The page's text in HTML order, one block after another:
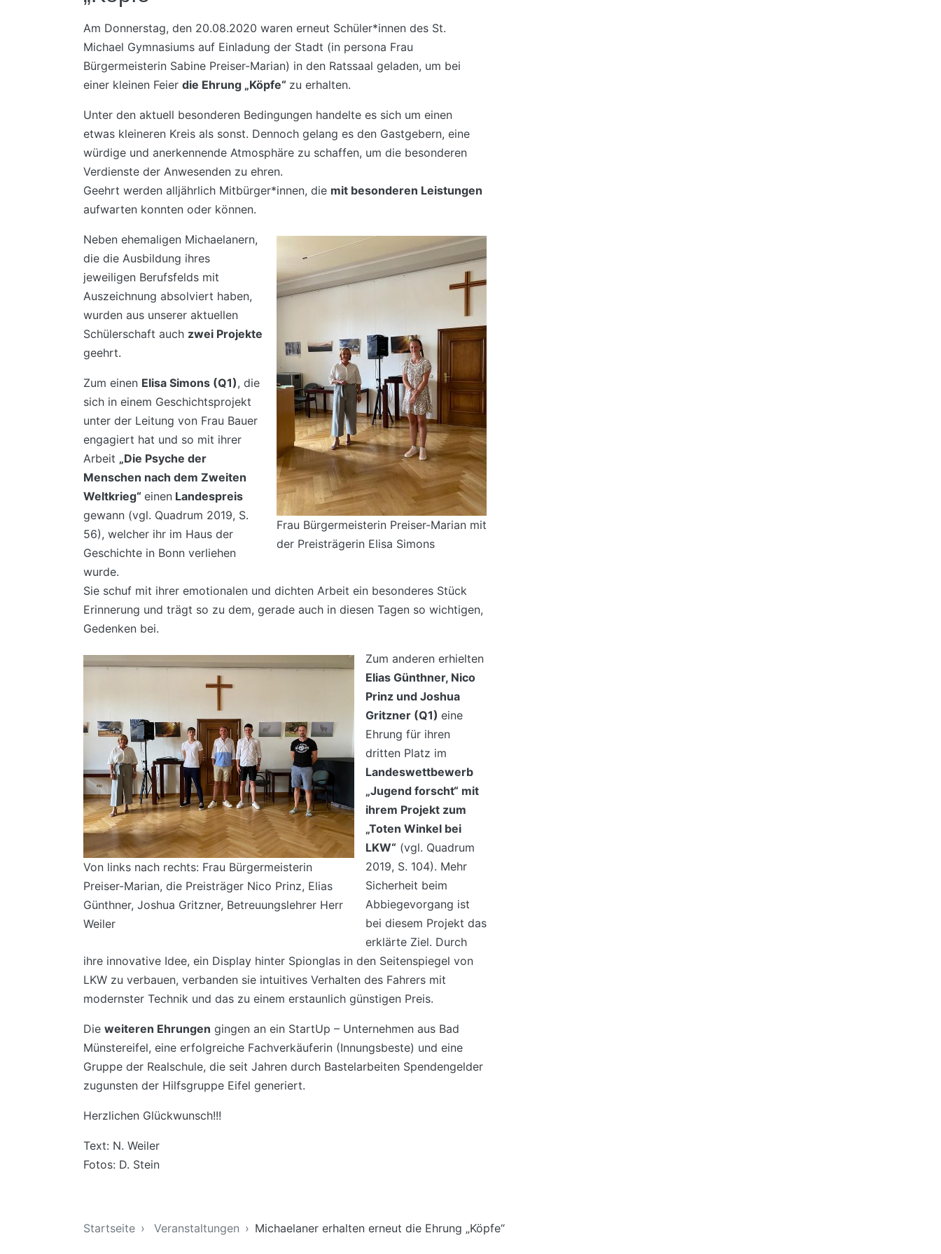
Am Donnerstag, den 20.08.2020 waren erneut Schüler*innen des St.
Michael Gymnasiums auf Einladung der Stadt (in persona Frau
Bürgermeisterin Sabine Preiser-Marian) in den Ratssaal geladen, um bei
einer kleinen Feier die Ehrung „Köpfe“ zu erhalten.
Unter den aktuell besonderen Bedingungen handelte es sich um einen
etwas kleineren Kreis als sonst. Dennoch gelang es den Gastgebern, eine
würdige und anerkennende Atmosphäre zu schaffen, um die besonderen
Verdienste der Anwesenden zu ehren.
Geehrt werden alljährlich Mitbürger*innen, die mit besonderen Leistungen
aufwarten konnten oder können.
Frau Bürgermeisterin Preiser-Marian mit
der Preisträgerin Elisa Simons
Neben ehemaligen Michaelanern,
die die Ausbildung ihres
jeweiligen Berufsfelds mit
Auszeichnung absolviert haben,
wurden aus unserer aktuellen
Schülerschaft auch zwei Projekte
geehrt.
Zum einen Elisa Simons (Q1), die
sich in einem Geschichtsprojekt
unter der Leitung von Frau Bauer
engagiert hat und so mit ihrer
Arbeit „Die Psyche der
Menschen nach dem Zweiten
Weltkrieg“ einen Landespreis
gewann (vgl. Quadrum 2019, S.
56), welcher ihr im Haus der
Geschichte in Bonn verliehen
wurde.
Sie schuf mit ihrer emotionalen und dichten Arbeit ein besonderes Stück
Erinnerung und trägt so zu dem, gerade auch in diesen Tagen so wichtigen,
Gedenken bei.
Von links nach rechts: Frau Bürgermeisterin
Preiser-Marian, die Preisträger Nico Prinz, Elias
Günthner, Joshua Gritzner, Betreuungslehrer Herr
Weiler
Zum anderen erhielten
Elias Günthner, Nico
Prinz und Joshua
Gritzner (Q1) eine
Ehrung für ihren
dritten Platz im
Landeswettbewerb
„Jugend forscht“ mit
ihrem Projekt zum
„Toten Winkel bei
LKW“ (vgl. Quadrum
2019, S. 104). Mehr
Sicherheit beim
Abbiegevorgang ist
bei diesem Projekt das
erklärte Ziel. Durch
ihre innovative Idee, ein Display hinter Spionglas in den Seitenspiegel von
LKW zu verbauen, verbanden sie intuitives Verhalten des Fahrers mit
modernster Technik und das zu einem erstaunlich günstigen Preis.
Die weiteren Ehrungen gingen an ein StartUp – Unternehmen aus Bad
Münstereifel, eine erfolgreiche Fachverkäuferin (Innungsbeste) und eine
Gruppe der Realschule, die seit Jahren durch Bastelarbeiten Spendengelder
zugunsten der Hilfsgruppe Eifel generiert.
Herzlichen Glückwunsch!!!
Text: N. Weiler
Fotos: D. Stein
Startseite Veranstaltungen Michaelaner erhalten erneut die Ehrung „Köpfe“